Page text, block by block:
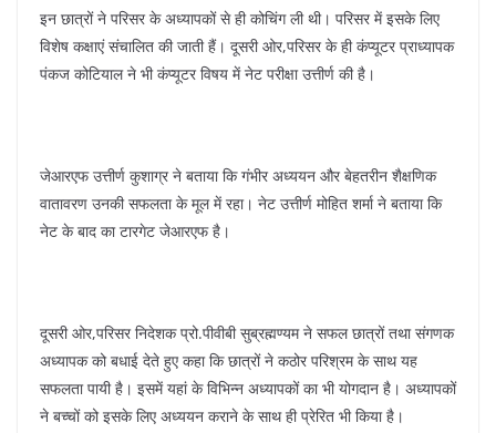
इन छात्रों ने परिसर के अध्यापकों से ही कोचिंग ली थी। परिसर में इसके लिए
विशेष कक्षाएं संचालित की जाती हैं। दूसरी ओर,परिसर के ही कंप्यूटर प्राध्यापक
पंकज कोटियाल ने भी कंप्यूटर विषय में नेट परीक्षा उत्तीर्ण की है।
जेआरएफ उत्तीर्ण कुशाग्र ने बताया कि गंभीर अध्ययन और बेहतरीन शैक्षणिक
वातावरण उनकी सफलता के मूल में रहा। नेट उत्तीर्ण मोहित शर्मा ने बताया कि
नेट के बाद का टारगेट जेआरएफ है।
दूसरी ओर,परिसर निदेशक प्रो.पीवीबी सुब्रह्मण्यम ने सफल छात्रों तथा संगणक
अध्यापक को बधाई देते हुए कहा कि छात्रों ने कठोर परिश्रम के साथ यह
सफलता पायी है। इसमें यहां के विभिन्न अध्यापकों का भी योगदान है। अध्यापकों
ने बच्चों को इसके लिए अध्ययन कराने के साथ ही प्रेरित भी किया है।